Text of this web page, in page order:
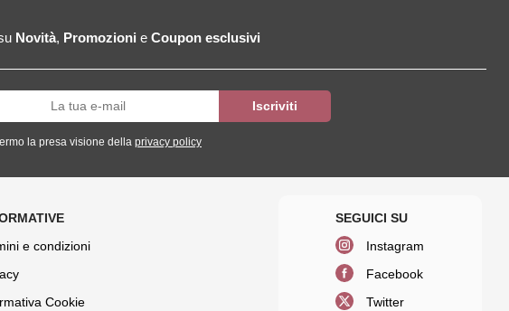
Novità, Promozioni e Coupon esclusivi
la presa visione della privacy policy
e condizioni
Cookie
Instagram
Facebook
Twitter